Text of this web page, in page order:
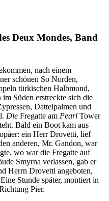
Deux Mondes, Band
nach einem
schönen So Norden,
türkischen Halbmond,
Süden erstreckte sich die
Dattelpalmen und
Die Fregatte am Pearl Tower
Bald ein Boot kam aus
ein Herr Drovetti, lief
anderen, Mr. Gandon, war
wo war die Fregatte auf
Smyrna verlassen, gab er
Herrn Drovetti angeboten,
Stunde später, montiert in
Pier.